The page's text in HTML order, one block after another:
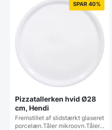
SPAR 40%
Pizzatallerken hvid Ø28
cm, Hendi
Fremstillet af slidstærkt glaseret
porcelæn.Tåler mikroovn.Tåler…